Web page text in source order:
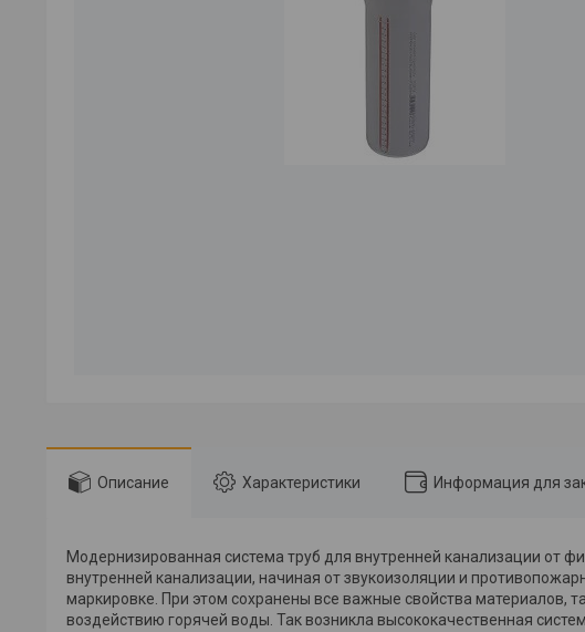
Описание Характеристики Информация для
Модернизированная система труб для внутренней канализации от
внутренней канализации, начиная от звукоизоляции и
маркировке. При этом сохранены все важные свойства материалов,
воздействию горячей воды. Так возникла высококачественная